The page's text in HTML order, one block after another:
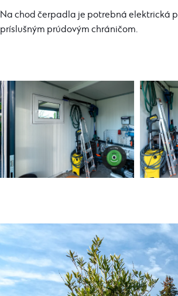
Na chod čerpadla je potrebná elektrická
príslušným prúdovým chráničom.